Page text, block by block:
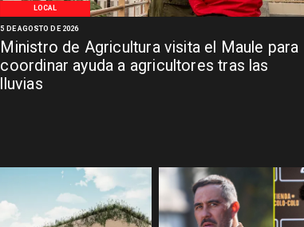
LOCAL
Ministro de Agricultura visita el Maule para
coordinar ayuda a agricultores tras las
lluvias
5 DE AGOSTO DE 2026